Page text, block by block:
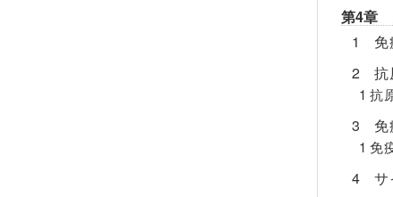
第4章
1 免
2 抗
1 抗
3 免
1 免
4 サ